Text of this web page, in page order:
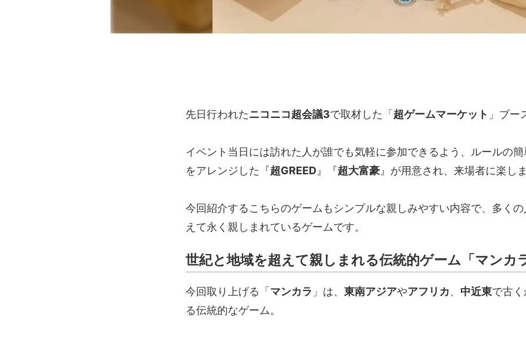
先日行われたニコニコ超会議3で取材した「 超ゲームマーケット 」ブー
イベント当日には訪れた人が誰でも気軽に参加できるよう、ルールの
をアレンジした『超GREED 』『超大富豪 』が用意され、来場者に楽し
今回紹介するこちらのゲームもシンプルな親しみやすい内容で、多く
えて永く親しまれているゲームです。
世紀と地域を超えて親しまれる伝統的ゲーム「マンカ
今回取り上げる「 マンカラ 」は、 東南アジアやアフリカ、 中近東で古
る伝統的なゲーム。